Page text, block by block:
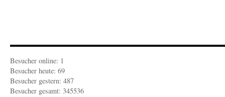
Besucher online: 1
Besucher heute: 69
Besucher gestern: 487
Besucher gesamt: 345536